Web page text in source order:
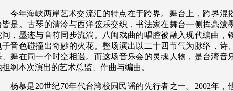
今年海峡两岸艺术交流汇的特点在于跨界。舞台上，跨界混
皆是。古琴的清泠与西洋弦乐交织，书法家在舞台一侧挥毫泼
间，墨迹与音符同步流淌。八闽戏曲的唱腔被融入现代编曲，
子音色碰撞出奇妙的火花。整场演出以二十四节气为脉络，诗
、舞在同一个时空相遇。而这场音乐会的灵魂人物，是台湾音
担纲本次演出的艺术总监、作曲与编曲。
杨慕是20世纪70年代台湾校园民谣的先行者之一。2002年，